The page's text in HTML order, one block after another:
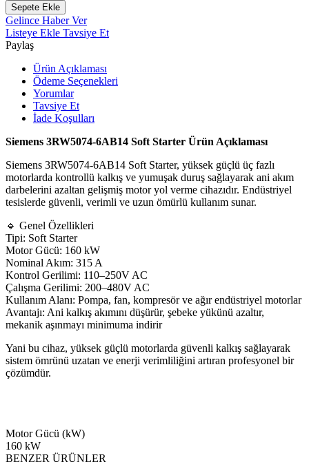
Sepete Ekle
Gelince Haber Ver
Listeye Ekle Tavsiye Et
Paylaş
Ürün Açıklaması
Ödeme Seçenekleri
Yorumlar
Tavsiye Et
İade Koşulları
Siemens 3RW5074-6AB14 Soft Starter Ürün Açıklaması
Siemens 3RW5074-6AB14 Soft Starter, yüksek güçlü üç fazlı
motorlarda kontrollü kalkış ve yumuşak duruş sağlayarak ani akım
darbelerini azaltan gelişmiş motor yol verme cihazıdır. Endüstriyel
tesislerde güvenli, verimli ve uzun ömürlü kullanım sunar.
🔹 Genel Özellikleri
Tipi: Soft Starter
Motor Gücü: 160 kW
Nominal Akım: 315 A
Kontrol Gerilimi: 110–250V AC
Çalışma Gerilimi: 200–480V AC
Kullanım Alanı: Pompa, fan, kompresör ve ağır endüstriyel motorlar
Avantajı: Ani kalkış akımını düşürür, şebeke yükünü azaltır,
mekanik aşınmayı minimuma indirir
Yani bu cihaz, yüksek güçlü motorlarda güvenli kalkış sağlayarak
sistem ömrünü uzatan ve enerji verimliliğini artıran profesyonel bir
çözümdür.
Motor Gücü (kW)
160 kW
BENZER ÜRÜNLER